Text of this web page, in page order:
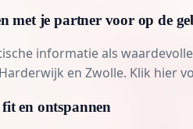
met je partner voor op de
informatie als
en Zwolle. Klik hier
en ontspannen